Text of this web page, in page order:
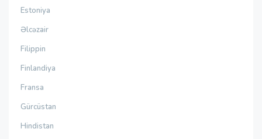
Estoniya
Əlcəzair
Filippin
Finlandiya
Fransa
Gürcüstan
Hindistan